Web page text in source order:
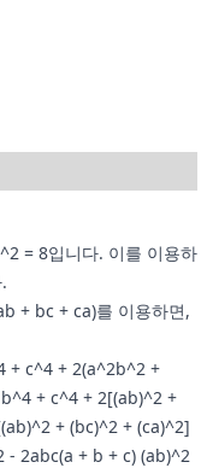
= 8입니다. 이를 이용하
+ bc + ca)를 이용하면,
+ c^4 + 2(a^2b^2 +
+ c^4 + 2[(ab)^2 +
+ (bc)^2 + (ca)^2]
- 2abc(a + b + c) (ab)^2